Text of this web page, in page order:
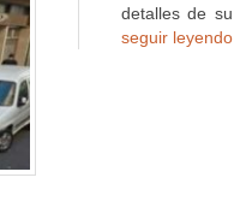
detalles de
seguir leyendo